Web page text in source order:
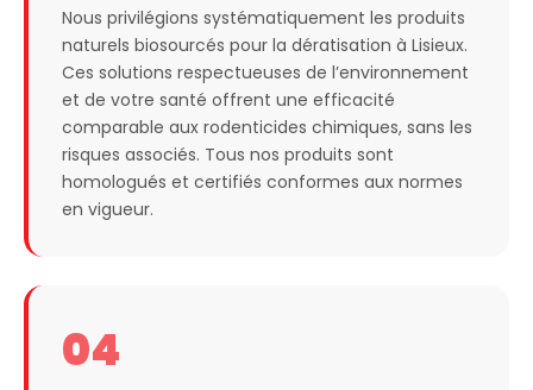
Nous privilégions systématiquement les produits
naturels biosourcés pour la dératisation à Lisieux.
Ces solutions respectueuses de l’environnement
et de votre santé offrent une efficacité
comparable aux rodenticides chimiques, sans les
risques associés. Tous nos produits sont
homologués et certifiés conformes aux normes
en vigueur.
04